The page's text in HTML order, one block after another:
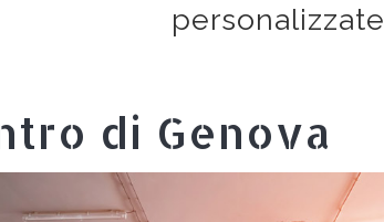
personalizzate
di Genova